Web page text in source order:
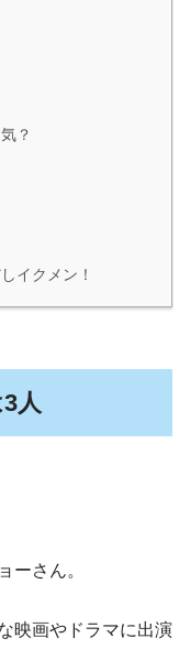
？
イクメン！
人
ーさん。
映画やドラマに出演